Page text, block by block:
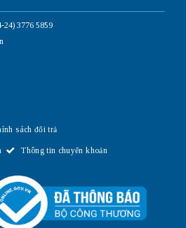
24) 3776 5859
sách đổi trả
Thông tin chuyển khoản